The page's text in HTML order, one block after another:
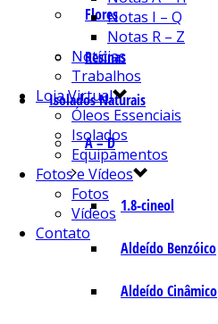
Flores
Resinas
Isolados Naturais
A – D
1.8-cineol
Aldeído Benzóico
Aldeído Cinâmico
Notas I – Q
Notas R – Z
Notícias
Trabalhos
Loja Virtual
Óleos Essenciais
Isolados
Equipamentos
Fotos e Vídeos
Fotos
Vídeos
Contato